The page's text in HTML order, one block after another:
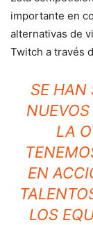
importante en
alternativas de
Twitch a través
SE HAN
LA
EN
LOS